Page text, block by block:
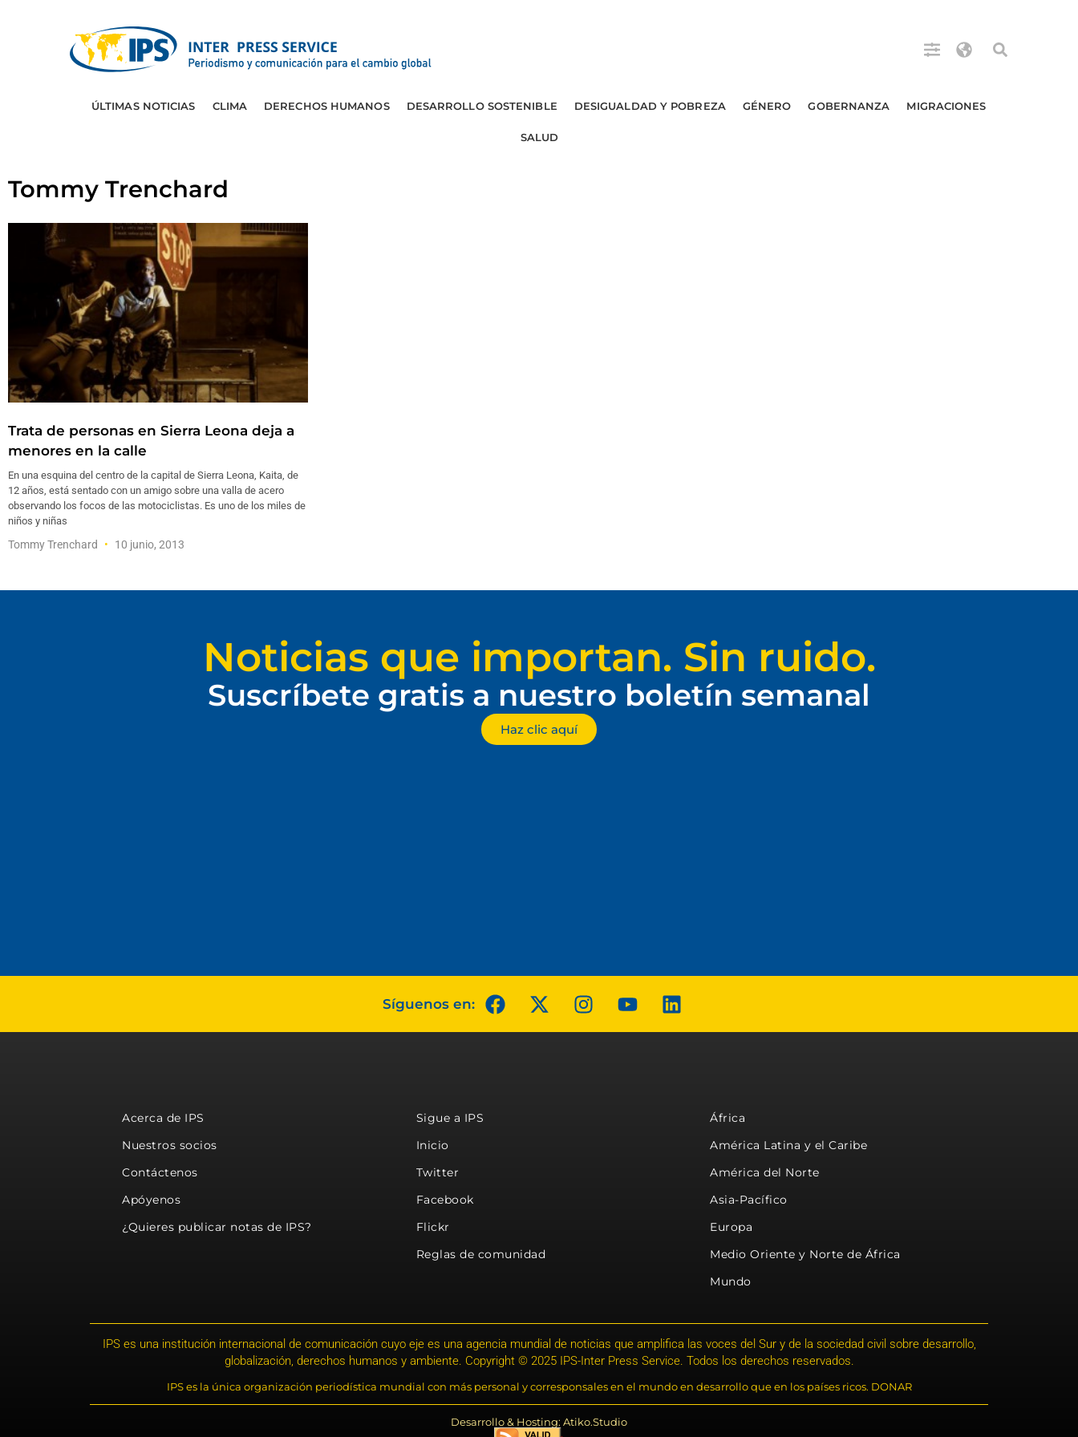
ÚLTIMAS NOTICIAS CLIMA DERECHOS HUMANOS DESARROLLO SOSTENIBLE DESIGUALDAD Y POBREZA GÉNERO GOBERNANZA MIGRACIONES
SALUD
Tommy Trenchard
Trata de personas en Sierra Leona deja a
menores en la calle
En una esquina del centro de la capital de Sierra Leona, Kaita, de
12 años, está sentado con un amigo sobre una valla de acero
observando los focos de las motociclistas. Es uno de los miles de
niños y niñas
Tommy Trenchard 10 junio, 2013
Noticias que importan. Sin ruido.
Suscríbete gratis a nuestro boletín semanal
Haz clic aquí
Síguenos en:
Acerca de IPS
Nuestros socios
Contáctenos
Apóyenos
¿Quieres publicar notas de IPS?
Sigue a IPS
Inicio
Twitter
Facebook
Flickr
Reglas de comunidad
África
América Latina y el Caribe
América del Norte
Asia-Pacífico
Europa
Medio Oriente y Norte de África
Mundo
IPS es una institución internacional de comunicación cuyo eje es una agencia mundial de noticias que amplifica las voces del Sur y de la sociedad civil sobre desarrollo,
globalización, derechos humanos y ambiente. Copyright © 2025 IPS-Inter Press Service. Todos los derechos reservados.
IPS es la única organización periodística mundial con más personal y corresponsales en el mundo en desarrollo que en los países ricos. DONAR
Desarrollo & Hosting: Atiko.Studio